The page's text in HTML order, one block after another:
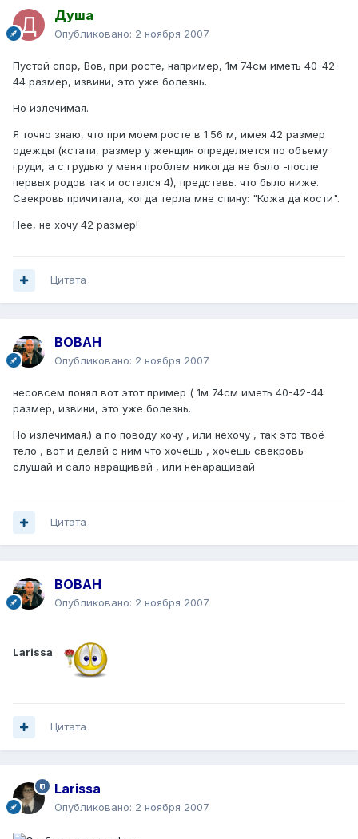
Душа
Опубликовано: 2 ноября 2007
Пустой спор, Вов, при росте, например, 1м 74см иметь 40-42-
44 размер, извини, это уже болезнь.
Но излечимая.
Я точно знаю, что при моем росте в 1.56 м, имея 42 размер
одежды (кстати, размер у женщин определяется по объему
груди, а с грудью у меня проблем никогда не было -после
первых родов так и остался 4), представь. что было ниже.
Свекровь причитала, когда терла мне спину: "Кожа да кости".
Нее, не хочу 42 размер!
Цитата
BOBAH
Опубликовано: 2 ноября 2007
несовсем понял вот этот пример ( 1м 74см иметь 40-42-44
размер, извини, это уже болезнь.
Но излечимая.) а по поводу хочу , или нехочу , так это твоё
тело , вот и делай с ним что хочешь , хочешь свекровь
слушай и сало наращивай , или ненаращивай
Цитата
BOBAH
Опубликовано: 2 ноября 2007
Larissa
Цитата
Larissa
Опубликовано: 2 ноября 2007